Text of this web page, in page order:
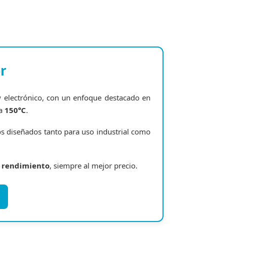
con un enfoque destacado en
150°C.
diseñados tanto para uso industrial como
rendimiento, siempre al mejor precio.